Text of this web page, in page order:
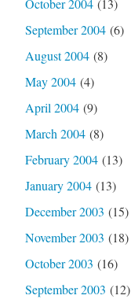
October 2004(13)
September 2004(6)
August 2004(8)
May 2004(4)
April 2004(9)
March 2004(8)
February 2004(13)
January 2004(13)
December 2003 (15)
November 2003 (18)
October 2003 (16)
September 2003 (12)